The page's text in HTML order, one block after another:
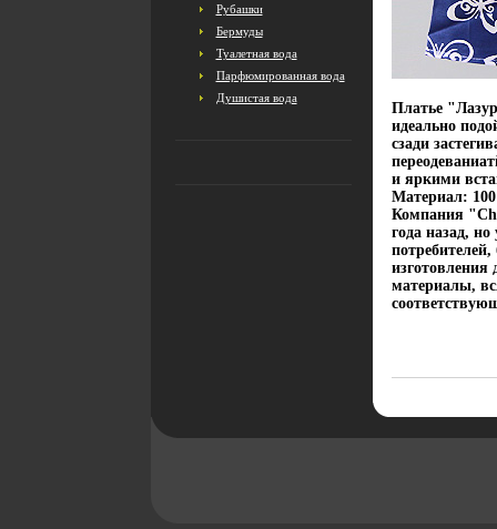
Рубашки
Бермуды
Туалетная вода
Парфюмированная вода
Душистая вода
Платье
идеально
сзади
и яркими
Материал:
Компания
года назад,
изготовления
материалы,